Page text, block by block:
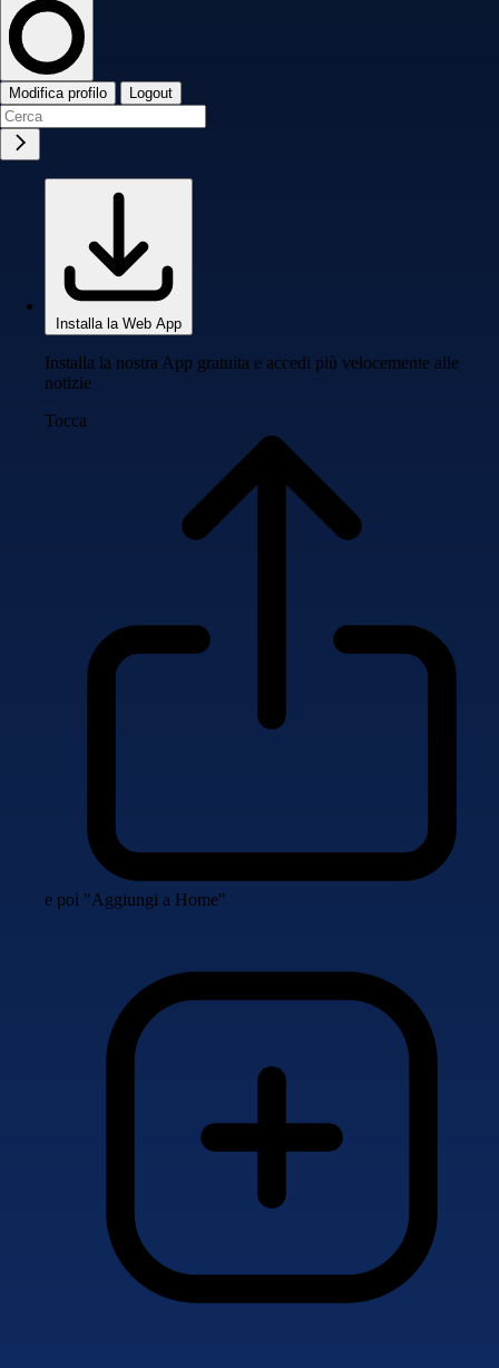
Modifica profilo Logout
Installa la Web App
Installa la nostra App gratuita e accedi più velocemente alle
notizie
Tocca
e poi "Aggiungi a Home"